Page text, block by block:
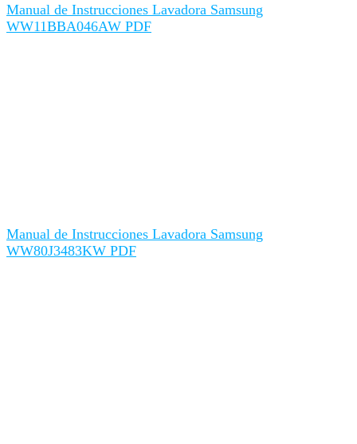
Manual de Instrucciones Lavadora Samsung
WW11BBA046AW PDF
Manual de Instrucciones Lavadora Samsung
WW80J3483KW PDF